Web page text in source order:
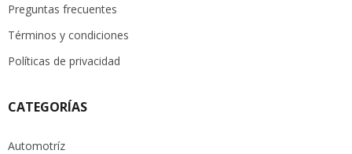
Preguntas frecuentes
Términos y condiciones
Políticas de privacidad
CATEGORÍAS
Automotríz